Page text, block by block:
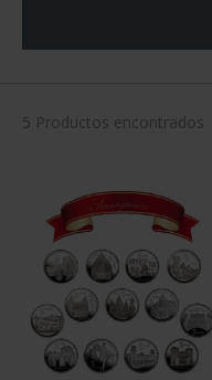
5 Productos encontrados